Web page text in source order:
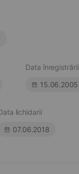
Data înregistrării
15.06.2005
lichidarii
07.06.2018